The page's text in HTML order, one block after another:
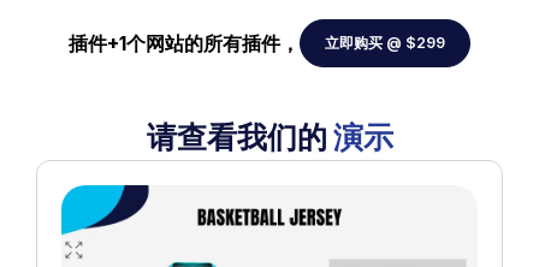
插件+1个网站的所有插件， 立即购买 @ $299
请查看我们的 演示